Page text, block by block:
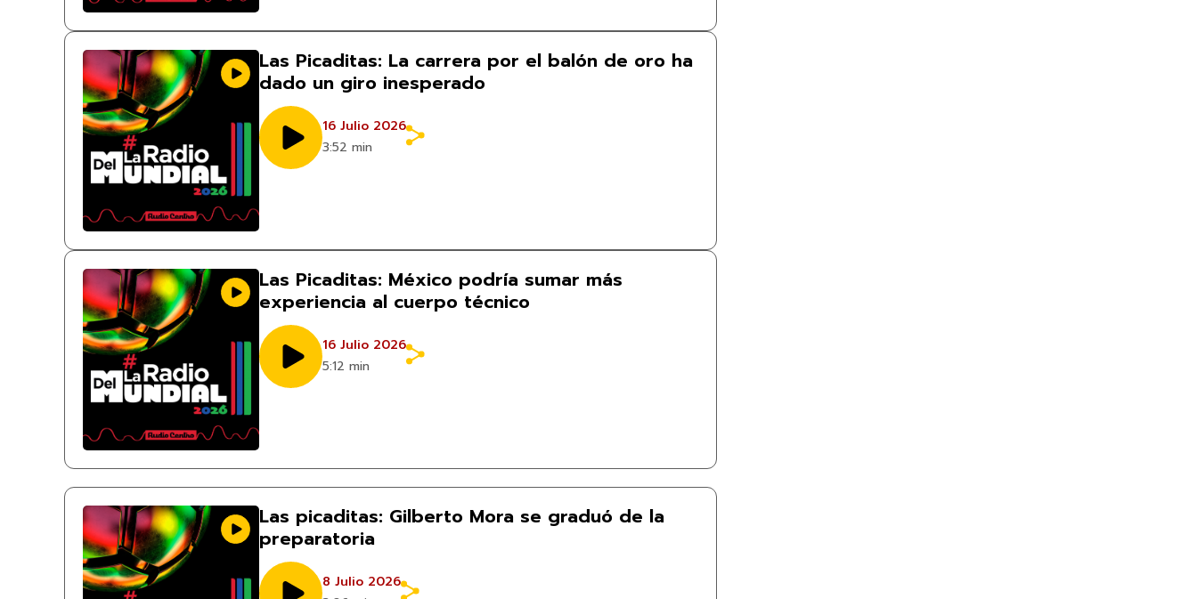
Las Picaditas: La carrera por el balón de oro ha
dado un giro inesperado
16 Julio 2026
3:52 min
Las Picaditas: México podría sumar más
experiencia al cuerpo técnico
16 Julio 2026
5:12 min
Las picaditas: Gilberto Mora se graduó de la
preparatoria
8 Julio 2026